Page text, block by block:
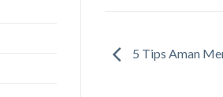
5 Tips Aman